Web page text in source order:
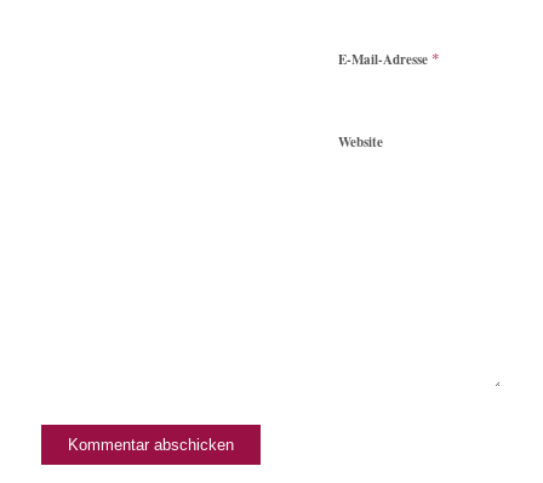
E-Mail-Adresse *
Website